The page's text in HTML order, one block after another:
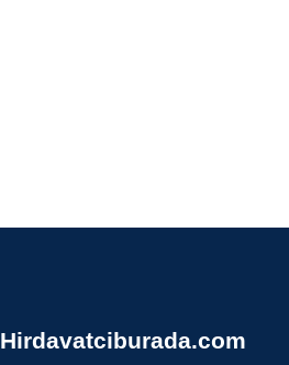
Hirdavatciburada.com